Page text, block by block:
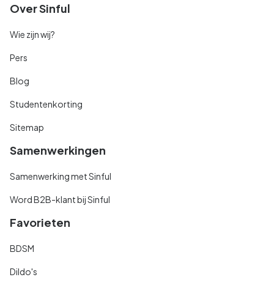
Over Sinful
Wie zijn wij?
Pers
Blog
Studentenkorting
Sitemap
Samenwerkingen
Samenwerking met Sinful
Word B2B-klant bij Sinful
Favorieten
BDSM
Dildo's